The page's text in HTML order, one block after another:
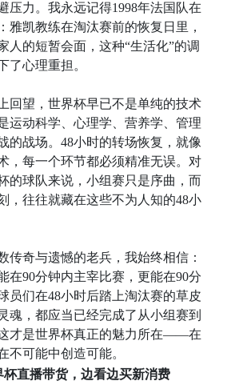
压力。我永远记得1998年法国队在
雅凯教练在淘汰赛前的恢复日里，
人的短暂会面，这种“生活化”的调
了心理重担。
回望，世界杯早已不是单纯的技术
运动科学、心理学、营养学、管理
的战场。48小时的转场恢复，就像
，每一个环节都必须精准无误。对
的球队来说，小组赛只是序曲，而
，往往就藏在这些不为人知的48小
传奇与遗憾的老兵，我始终相信：
在90分钟内主宰比赛，更能在90分
员们在48小时后踏上淘汰赛的草皮
魂，都应当已经完成了从小组赛到
才是世界杯真正的魅力所在——在
不可能中创造可能。
杯直播带货，边看边买新消费